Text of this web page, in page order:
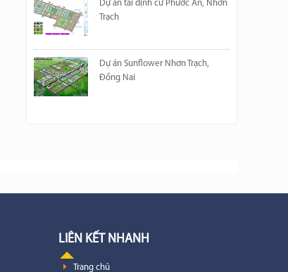
Dự án tái định cư Phước An, Nhơn
Trạch
Dự án Sunflower Nhơn Trạch,
Đồng Nai
LIÊN KẾT NHANH
Trang chủ